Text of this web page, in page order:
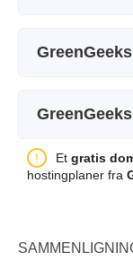
Plan
Antal
Et gratis
hostingplaner fra